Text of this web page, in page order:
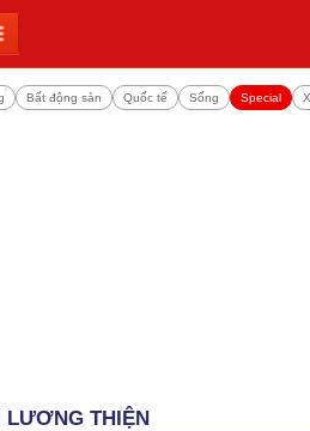
Bất động sản Quốc tế Sống Special
LƯƠNG THIỆN